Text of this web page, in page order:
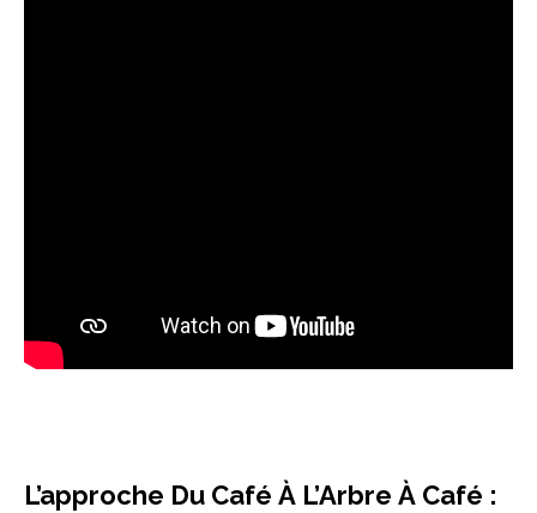
L’approche Du Café À L’Arbre À Café :